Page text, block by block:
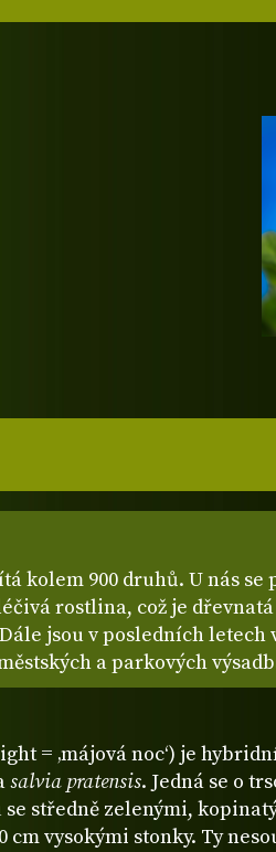
kolem 900 druhů. U nás se
rostlina, což je
jsou v posledních letech
a parkových
= ‚májová noc‘) je
salvia pratensis. Jedná se o
středně zelenými,
cm vysokými stonky. Ty